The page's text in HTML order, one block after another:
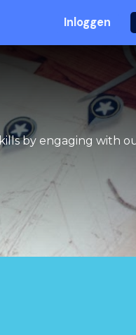
Inloggen
by engaging with